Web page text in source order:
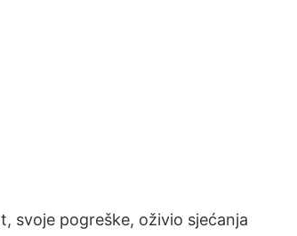
svoje pogreške, oživio sjećanja